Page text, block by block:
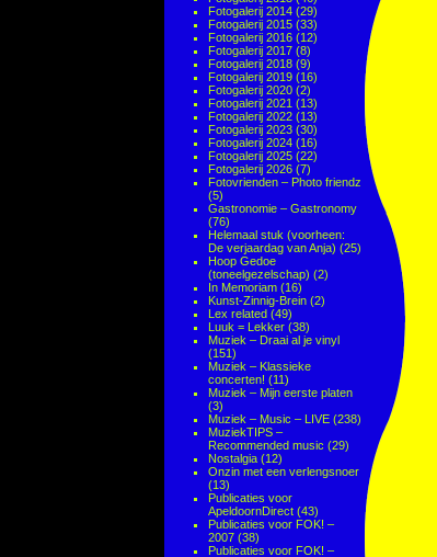
Fotogalerij 2014 (29)
Fotogalerij 2015 (33)
Fotogalerij 2016 (12)
Fotogalerij 2017 (8)
Fotogalerij 2018 (9)
Fotogalerij 2019 (16)
Fotogalerij 2020 (2)
Fotogalerij 2021 (13)
Fotogalerij 2022 (13)
Fotogalerij 2023 (30)
Fotogalerij 2024 (16)
Fotogalerij 2025 (22)
Fotogalerij 2026 (7)
Fotovrienden – Photo friendz
(5)
Gastronomie – Gastronomy
(76)
Helemaal stuk (voorheen:
De verjaardag van Anja) (25)
Hoop Gedoe
(toneelgezelschap) (2)
In Memoriam (16)
Kunst-Zinnig-Brein (2)
Lex related (49)
Luuk = Lekker (38)
Muziek – Draai al je vinyl
(151)
Muziek – Klassieke
concerten! (11)
Muziek – Mijn eerste platen
(3)
Muziek – Music – LIVE (238)
MuziekTIPS –
Recommended music (29)
Nostalgia (12)
Onzin met een verlengsnoer
(13)
Publicaties voor
ApeldoornDirect (43)
Publicaties voor FOK! –
2007 (38)
Publicaties voor FOK! –